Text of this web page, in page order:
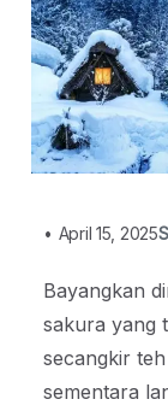
• April 15, 2025
Bayangkan
sakura yang
secangkir
sementara